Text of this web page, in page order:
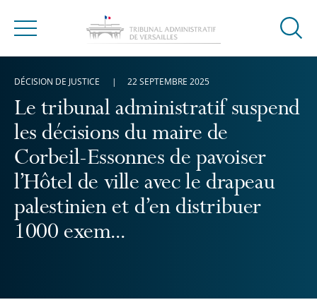
Menu
Ouvrir
Le tribunal administratif suspend
les décisions du maire de
Corbeil-Essonnes de pavoiser
l’Hôtel de ville avec le drapeau
palestinien et d’en distribuer
1000 exem...
DÉCISION DE JUSTICE 22 SEPTEMBRE 2025